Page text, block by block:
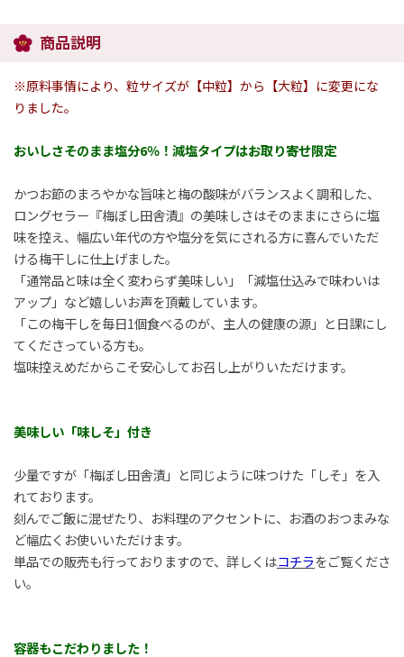
商品説明
※原料事情により、粒サイズが【中粒】から【大粒】に変更にな
りました。
おいしさそのまま塩分6％！減塩タイプはお取り寄せ限定
かつお節のまろやかな旨味と梅の酸味がバランスよく調和した、
ロングセラー『梅ぼし田舎漬』の美味しさはそのままにさらに塩
味を控え、幅広い年代の方や塩分を気にされる方に喜んでいただ
ける梅干しに仕上げました。
「通常品と味は全く変わらず美味しい」「減塩仕込みで味わいは
アップ」など嬉しいお声を頂戴しています。
「この梅干しを毎日1個食べるのが、主人の健康の源」と日課にし
てくださっている方も。
塩味控えめだからこそ安心してお召し上がりいただけます。
美味しい「味しそ」付き
少量ですが「梅ぼし田舎漬」と同じように味つけた「しそ」を入
れております。
刻んでご飯に混ぜたり、お料理のアクセントに、お酒のおつまみな
ど幅広くお使いいただけます。
単品での販売も行っておりますので、詳しくはコチラをご覧くださ
い。
容器もこだわりました！